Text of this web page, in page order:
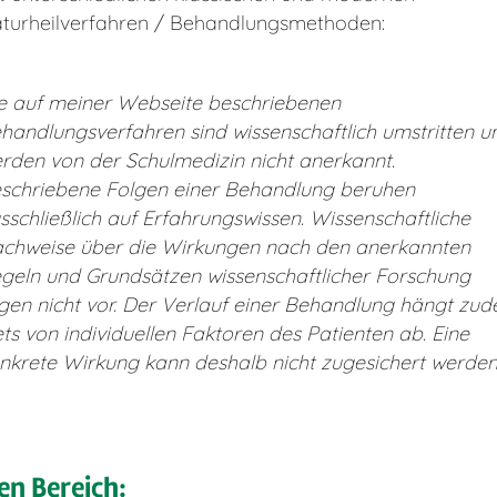
/ Behandlungsmethoden:
auf meiner Webseite beschriebenen
sind wissenschaftlich umstritten
von der Schulmedizin nicht anerkannt.
Folgen einer Behandlung beruhen
auf Erfahrungswissen. Wissenschaftliche
über die Wirkungen nach den anerkannten
und Grundsätzen wissenschaftlicher Forschung
nicht vor. Der Verlauf einer Behandlung hängt
von individuellen Faktoren des Patienten ab. Eine
Wirkung kann deshalb nicht zugesichert
Bereich: